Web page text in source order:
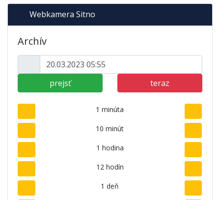
Webkamera Sitno
Archív
prejsť teraz
1 minúta
10 minút
1 hodina
12 hodín
1 deň